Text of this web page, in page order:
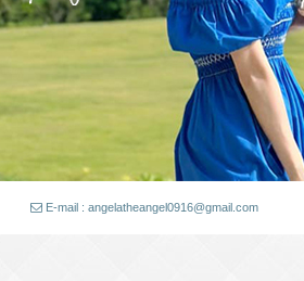
E-mail : angelatheangel0916@gmail.com